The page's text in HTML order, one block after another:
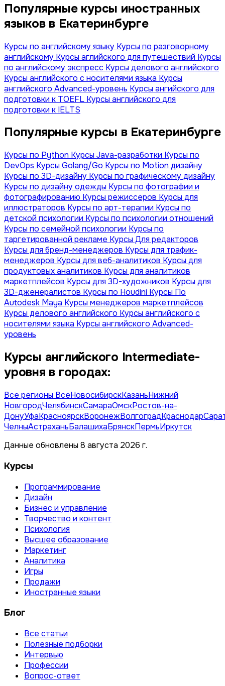
Популярные курсы иностранных
языков в Екатеринбурге
Курсы по английскому языку Курсы по разговорному
английскому Курсы аглийского для путешествий Курсы
по английскому экспресс Курсы делового английского
Курсы английского с носителями языка Курсы
английского Advanced-уровень Курсы ангийского для
подготовки к TOEFL Курсы английского для
подготовки к IELTS
Популярные курсы в Екатеринбурге
Курсы по Python Курсы Java-разработки Курсы по
DevOps Курсы Golang/Go Курсы по Motion дизайну
Курсы по 3D-дизайну Курсы по графическому дизайну
Курсы по дизайну одежды Курсы по фотографии и
фотографированию Курсы режиссеров Курсы для
иллюстраторов Курсы по арт-терапии Курсы по
детской психологии Курсы по психологии отношений
Курсы по семейной психологии Курсы по
таргетированной рекламе Курсы Для редакторов
Курсы для бренд-менеджеров Курсы для трафик-
менеджеров Курсы для веб-аналитиков Курсы для
продуктовых аналитиков Курсы для аналитиков
маркетплейсов Курсы для 3D-художников Курсы для
3D-дженералистов Курсы по Houdini Курсы По
Autodesk Maya Курсы менеджеров маркетплейсов
Курсы делового английского Курсы английского с
носителями языка Курсы английского Advanced-
уровень
Курсы английского Intermediate-
уровня в городах:
Все регионы ВсеНовосибирскКазаньНижний
НовгородЧелябинскСамараОмскРостов-на-
ДонуУфаКрасноярскВоронежВолгоградКраснодар
ЧелныАстраханьБалашихаБрянскПермьИркутск
Данные обновлены 8 августа 2026 г.
Курсы
Программирование
Дизайн
Бизнес и управление
Творчество и контент
Психология
Высшее образование
Маркетинг
Аналитика
Игры
Продажи
Иностранные языки
Блог
Все статьи
Полезные подборки
Интервью
Профессии
Вопрос-ответ